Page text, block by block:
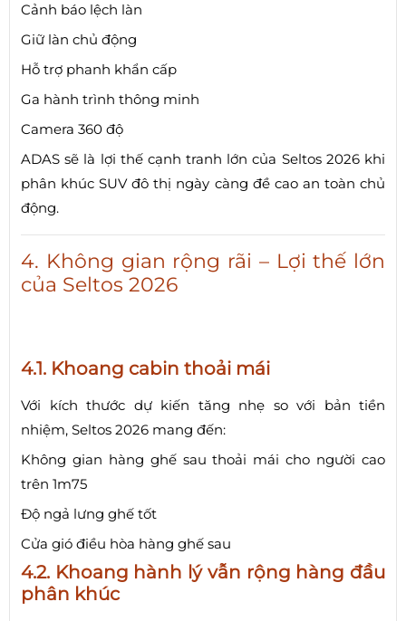
Cảnh báo lệch làn
Giữ làn chủ động
Hỗ trợ phanh khẩn cấp
Ga hành trình thông minh
Camera 360 độ
ADAS sẽ là lợi thế cạnh tranh lớn của Seltos 2026 khi
phân khúc SUV đô thị ngày càng đề cao an toàn chủ
động.
4. Không gian rộng rãi – Lợi thế lớn
của Seltos 2026
4.1. Khoang cabin thoải mái
Với kích thước dự kiến tăng nhẹ so với bản tiền
nhiệm, Seltos 2026 mang đến:
Không gian hàng ghế sau thoải mái cho người cao
trên 1m75
Độ ngả lưng ghế tốt
Cửa gió điều hòa hàng ghế sau
4.2. Khoang hành lý vẫn rộng hàng đầu
phân khúc